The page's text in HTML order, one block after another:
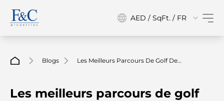
AED / SqFt. / FR
Blogs
Les Meilleurs Parcours De Golf De
Les meilleurs parcours de golf